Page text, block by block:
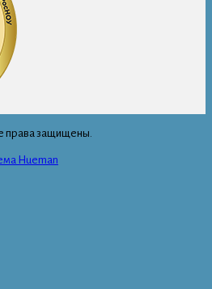
права защищены.
Hueman